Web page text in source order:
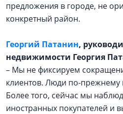
предложения в городе, не
конкретный район.
Георгий Патанин,
недвижимости Георгия
– Мы не фиксируем
клиентов. Люди по-прежнему
Более того, сейчас мы
иностранных покупателей и